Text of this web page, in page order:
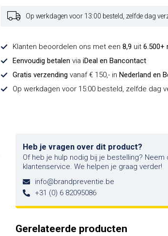
Op werkdagen voor 13:00 besteld, zelfde dag
Klanten beoordelen ons met een8,9 uit6.500+
Eenvoudig betalen viaiDeal en Bancontact
Gratis verzending vanaf € 150,- inNederland en
Op werkdagen voor 15:00 besteld, zelfde dag
Heb je vragen over dit product?
Of heb je hulp nodig bij je bestelling?
klantenservice. We helpen je graag verder!
info@brandpreventie.be
+31 (0) 6 82095086
Gerelateerde producten